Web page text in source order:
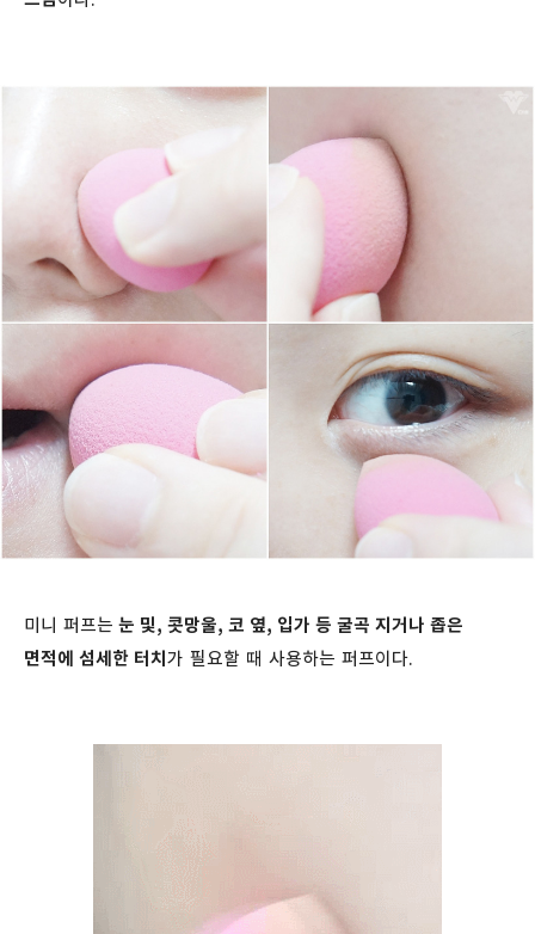
미니 퍼프는 눈 및, 콧망울, 코 옆, 입가 등 굴곡 지거나 좁은
면적에 섬세한 터치가 필요할 때 사용하는 퍼프이다.